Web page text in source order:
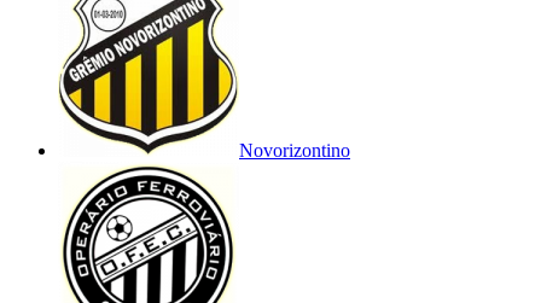
Novorizontino